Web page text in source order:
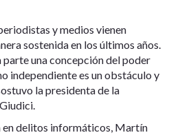
y medios vienen
sostenida en los últimos años.
parte una concepción del poder
independiente es un obstáculo y
la presidenta de la
en delitos informáticos, Martín